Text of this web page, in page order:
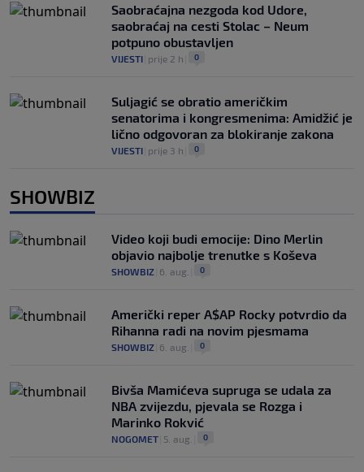
Saobraćajna nezgoda kod Udore,
saobraćaj na cesti Stolac – Neum
potpuno obustavljen
VIJESTI prije 2 h 0
Suljagić se obratio američkim
senatorima i kongresmenima: Amidžić je
lično odgovoran za blokiranje zakona
VIJESTI prije 3 h 0
SHOWBIZ
Video koji budi emocije: Dino Merlin
objavio najbolje trenutke s Koševa
SHOWBIZ 6. aug. 0
Američki reper A$AP Rocky potvrdio da
Rihanna radi na novim pjesmama
SHOWBIZ 6. aug. 0
Bivša Mamićeva supruga se udala za
NBA zvijezdu, pjevala se Rozga i
Marinko Rokvić
NOGOMET 5. aug. 0